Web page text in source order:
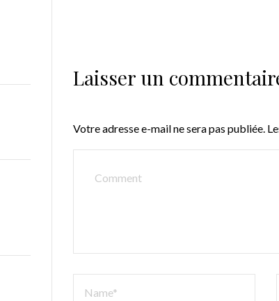
Laisser un
Votre adresse e-mail ne sera pas publiée.